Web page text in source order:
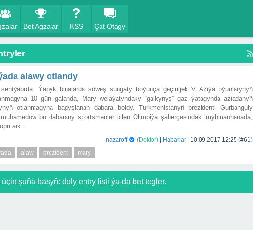
Bet Agzalar KSS Çat Otagy
alawy otlandy
Ýapyk binalarda söweş sungaty boýunça geçiriljek V Aziýa oýunlarynyň
10 gün galanda, Mary welaýatyndaky “galkynyş” gaz ýatagynda aziadanyň
otlanmagyna bagyşlanan dabara boldy. Türkmenistanyň prezidenti Gurbanguly
bu dabarany sportsmenler bilen Olimpiýa şäherçesindäki myhmanhanada,
ark...
nazaroff (Doktor) | Habarlar| 10.09.2017 12:25 (#61)
alaw prezident mary
şuňä basyň: doly entry listi ýa-da bet tegler.